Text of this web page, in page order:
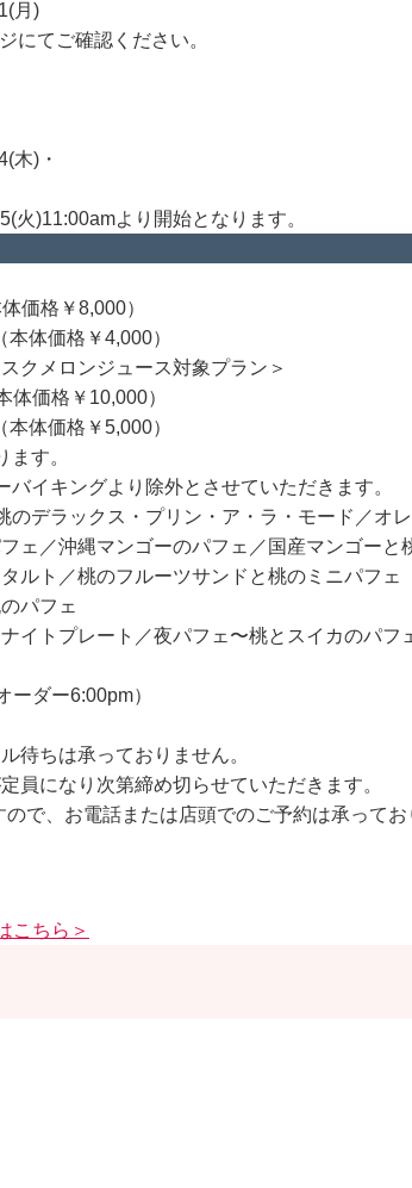
月)
にてご確認ください。
木)・
火)11:00amより開始となります。
価格￥8,000）
体価格￥4,000）
クメロンジュース対象プラン＞
価格￥10,000）
体価格￥5,000）
す。
イキングより除外とさせていただきます。
のデラックス・プリン・ア・ラ・モード／
ェ／沖縄マンゴーのパフェ／国産マンゴー
ルト／桃のフルーツサンドと桃のミニパフェ
パフェ
イトプレート／夜パフェ〜桃とスイカのパフ
ーダー6:00pm）
待ちは承っておりません。
員になり次第締め切らせていただきます。
で、お電話または店頭でのご予約は承ってお
こちら＞